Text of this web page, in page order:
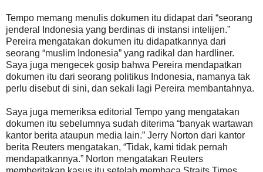
Tempo memang menulis dokumen itu didapat dari “seorang
jenderal Indonesia yang berdinas di instansi intelijen.”
Pereira mengatakan dokumen itu didapatkannya dari
seorang “muslim Indonesia” yang radikal dan hardliner.
Saya juga mengecek gosip bahwa Pereira mendapatkan
dokumen itu dari seorang politikus Indonesia, namanya tak
perlu disebut di sini, dan sekali lagi Pereira membantahnya.
Saya juga memeriksa editorial Tempo yang mengatakan
dokumen itu sebelumnya sudah diterima “banyak wartawan
kantor berita ataupun media lain.” Jerry Norton dari kantor
berita Reuters mengatakan, “Tidak, kami tidak pernah
mendapatkannya.” Norton mengatakan Reuters